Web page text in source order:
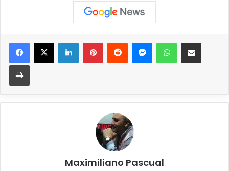
Facebook
X LinkedInPinterestReddit MessengerWhatsAppCompartir vía correo
Imprimir
Maximiliano Pascual